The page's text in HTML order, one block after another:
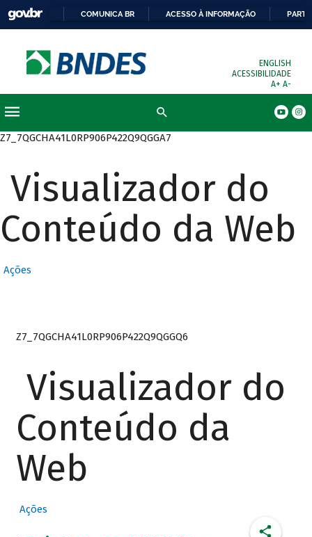
COMUNICA BR ACESSO À INFORMAÇÃO
ENGLISH
ACESSIBILIDADE
A+ A-
Z7_7QGCHA41L0RP906P422Q9QGGA7
Visualizador do
Conteúdo da Web
Ações
Z7_7QGCHA41L0RP906P422Q9QGGQ6
Visualizador do
Conteúdo da
Web
Ações